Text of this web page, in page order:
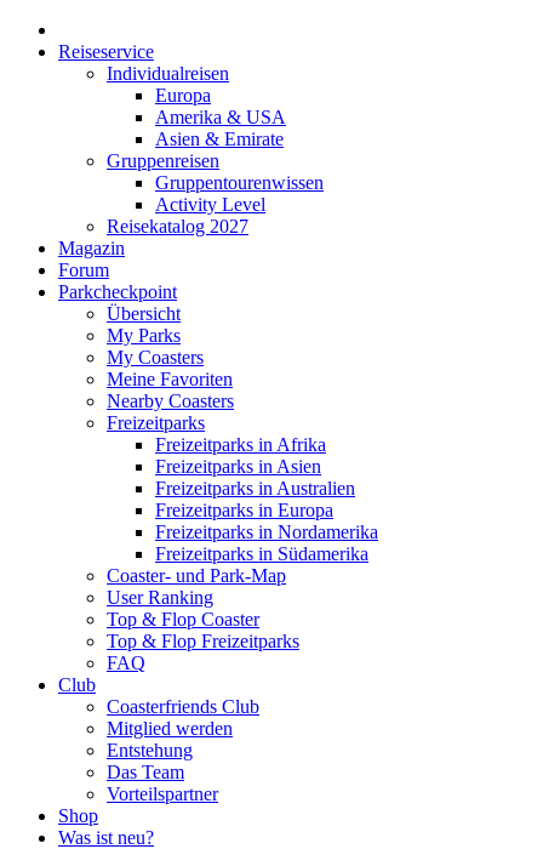
Reiseservice
Individualreisen
Europa
Amerika & USA
Asien & Emirate
Gruppenreisen
Gruppentourenwissen
Activity Level
Reisekatalog 2027
Magazin
Forum
Parkcheckpoint
Übersicht
My Parks
My Coasters
Meine Favoriten
Nearby Coasters
Freizeitparks
Freizeitparks in Afrika
Freizeitparks in Asien
Freizeitparks in Australien
Freizeitparks in Europa
Freizeitparks in Nordamerika
Freizeitparks in Südamerika
Coaster- und Park-Map
User Ranking
Top & Flop Coaster
Top & Flop Freizeitparks
FAQ
Club
Coasterfriends Club
Mitglied werden
Entstehung
Das Team
Vorteilspartner
Shop
Was ist neu?